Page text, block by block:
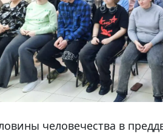
человечества в